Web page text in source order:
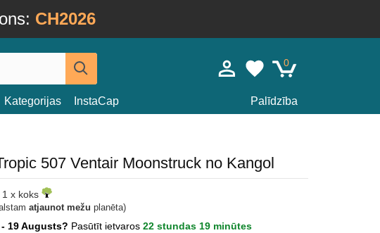
CH2026
0
Kategorijas InstaCap Palīdzība
507 Ventair Moonstruck no Kangol
1 x koks
atjaunot mežu planēta)
19 Augusts? Pasūtīt ietvaros 22 stundas 19 minūtes